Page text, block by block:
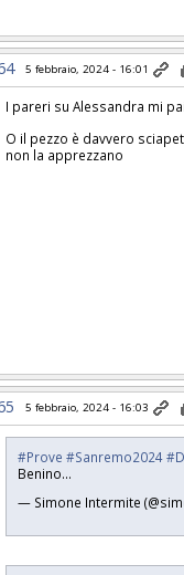
5 febbraio, 2024 - 16:01
I pareri su Alessandra mi
O il pezzo è davvero
non la apprezzano
5 febbraio, 2024 - 16:03
#Prove #Sanremo2024
Benino...
— Simone Intermite